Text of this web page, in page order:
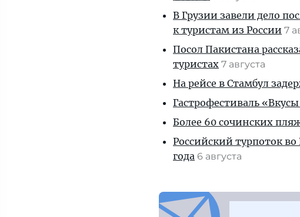
В Грузии завели дело
к туристам из России 7
Посол Пакистана
туристах 7 августа
На рейсе в Стамбул
Гастрофестиваль
Более 60 сочинских
Российский турпоток
года 6 августа